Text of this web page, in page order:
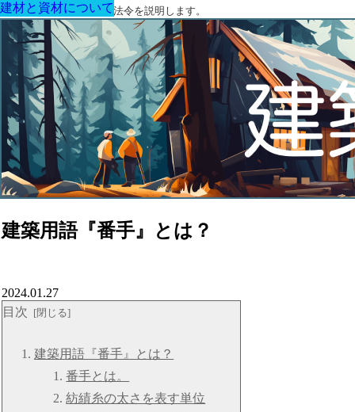
建築に関する用語と関連法令を説明します。
建築用語『番手』とは？
建材と資材について
2024.01.27
目次
建築用語『番手』とは？
番手とは。
紡績糸の太さを表す単位
建材と資材について
建材と資材について
建材と資材について
建材と資材について
建材と資材について
建材と資材について